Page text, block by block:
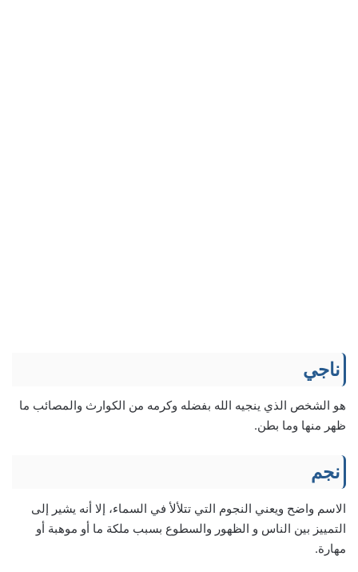
ناجي
هو الشخص الذي ينجيه الله بفضله وكرمه من الكوارث والمصائب ما
ظهر منها وما بطن.
نجم
الاسم واضح ويعني النجوم التي تتلألأ في السماء، إلا أنه يشير إلى
التمييز بين الناس و الظهور والسطوع بسبب ملكة ما أو موهبة أو
مهارة.